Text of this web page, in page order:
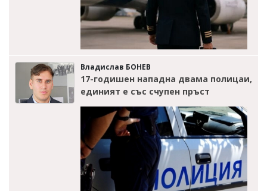
Владислав БОНЕВ
17-годишен нападна двама полицаи,
единият е със счупен пръст